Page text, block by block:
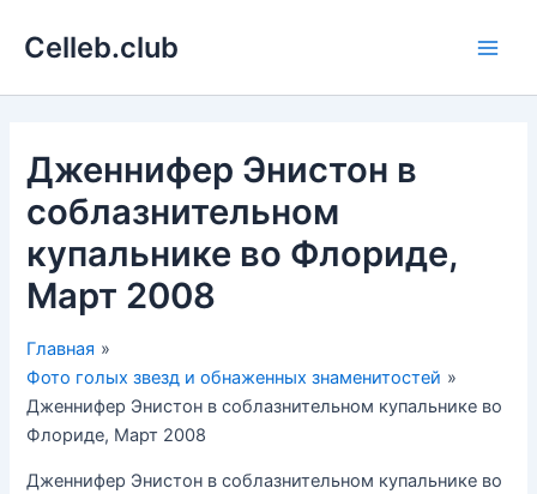
Celleb.club
Дженнифер Энистон в
соблазнительном
купальнике во Флориде,
Март 2008
Главная
Фото голых звезд и обнаженных знаменитостей
Дженнифер Энистон в соблазнительном купальнике во
Флориде, Март 2008
Дженнифер Энистон в соблазнительном купальнике во